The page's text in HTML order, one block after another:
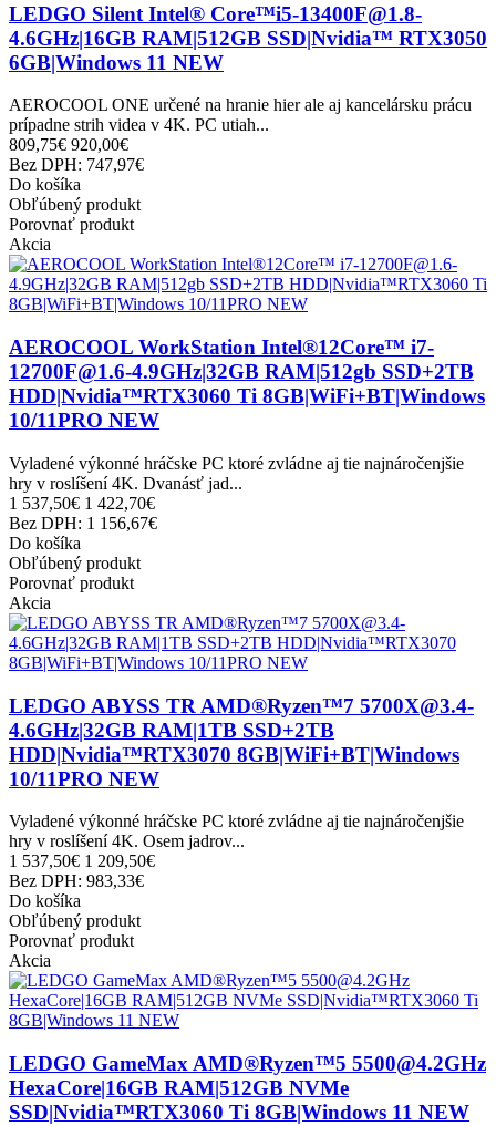
LEDGO Silent Intel® Core™i5-13400F@1.8-
4.6GHz|16GB RAM|512GB SSD|Nvidia™ RTX3050
6GB|Windows 11 NEW
AEROCOOL ONE určené na hranie hier ale aj kancelársku prácu
prípadne strih videa v 4K. PC utiah...
809,75€ 920,00€
Bez DPH: 747,97€
Do košíka
Obľúbený produkt
Porovnať produkt
Akcia
AEROCOOL WorkStation Intel®12Core™ i7-
12700F@1.6-4.9GHz|32GB RAM|512gb SSD+2TB
HDD|Nvidia™RTX3060 Ti 8GB|WiFi+BT|Windows
10/11PRO NEW
Vyladené výkonné hráčske PC ktoré zvládne aj tie najnáročenjšie
hry v roslíšení 4K. Dvanásť jad...
1 537,50€ 1 422,70€
Bez DPH: 1 156,67€
Do košíka
Obľúbený produkt
Porovnať produkt
Akcia
LEDGO ABYSS TR AMD®Ryzen™7 5700X@3.4-
4.6GHz|32GB RAM|1TB SSD+2TB
HDD|Nvidia™RTX3070 8GB|WiFi+BT|Windows
10/11PRO NEW
Vyladené výkonné hráčske PC ktoré zvládne aj tie najnáročenjšie
hry v roslíšení 4K. Osem jadrov...
1 537,50€ 1 209,50€
Bez DPH: 983,33€
Do košíka
Obľúbený produkt
Porovnať produkt
Akcia
LEDGO GameMax AMD®Ryzen™5 5500@4.2GHz
HexaCore|16GB RAM|512GB NVMe
SSD|Nvidia™RTX3060 Ti 8GB|Windows 11 NEW